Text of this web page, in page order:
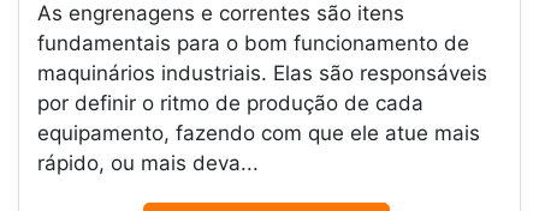
As engrenagens e correntes são itens
fundamentais para o bom funcionamento de
maquinários industriais. Elas são responsáveis
por definir o ritmo de produção de cada
equipamento, fazendo com que ele atue mais
rápido, ou mais deva...